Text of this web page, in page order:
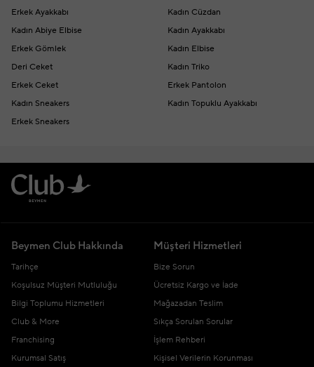
Erkek Ayakkabı
Kadın Cüzdan
Kadın Abiye Elbise
Kadın Ayakkabı
Erkek Gömlek
Kadın Elbise
Deri Ceket
Kadın Triko
Erkek Ceket
Erkek Pantolon
Kadın Sneakers
Kadın Topuklu Ayakkabı
Erkek Sneakers
Beymen Club Hakkında
Tarihçe
Koşulsuz Müşteri Mutluluğu
Bilgi Toplumu Hizmetleri
Club & More
Franchising
Kurumsal Satış
Müşteri Hizmetleri
Bize Sorun
Ücretsiz Kargo ve İade
Mağazadan Teslim
Sıkça Sorulan Sorular
İşlem Rehberi
Kişisel Verilerin Korunması